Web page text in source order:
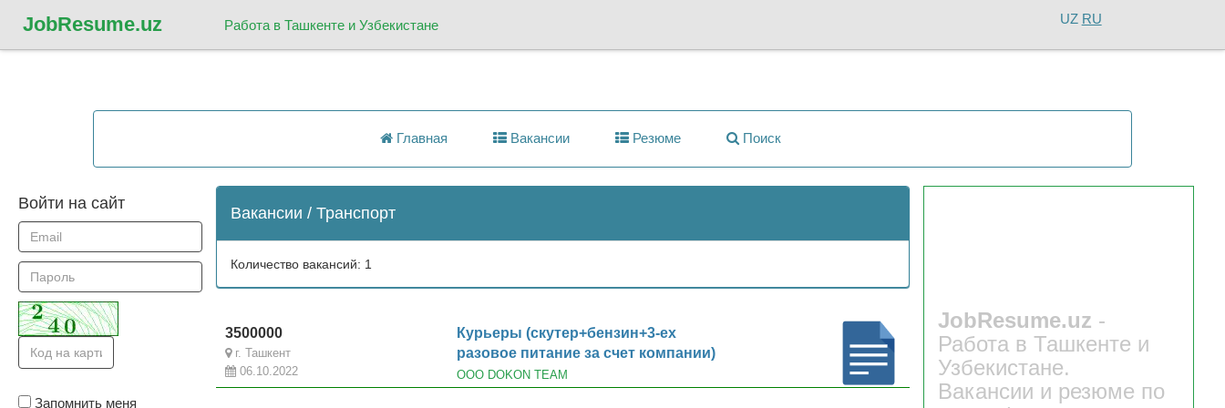
JobResume.uz Работа в Ташкенте и Узбекистане UZ RU
Главная Вакансии Резюме Поиск
Войти на сайт
Запомнить меня
Вакансии / Транспорт
Количество вакансий: 1
3500000
г. Ташкент
06.10.2022
Курьеры (скутер+бензин+3-ех
разовое питание за счет компании)
OOO DOKON TEAM
JobResume.uz -
Работа в Ташкенте и
Узбекистане.
Вакансии и резюме по